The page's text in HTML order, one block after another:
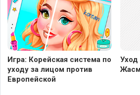
Игра: Корейская система по
уходу за лицом против
Европейской
Уход